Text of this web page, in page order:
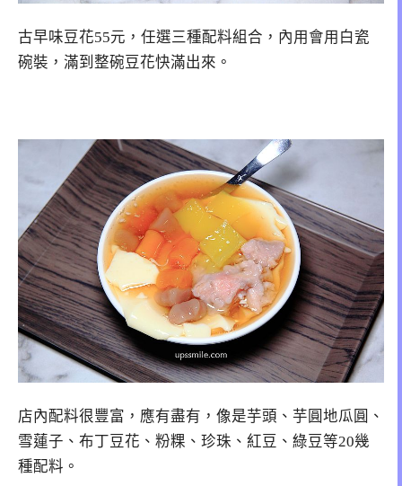
古早味豆花55元，任選三種配料組合，內用會用白瓷
碗裝，滿到整碗豆花快滿出來。
店內配料很豐富，應有盡有，像是芋頭、芋圓地瓜圓、
雪蓮子、布丁豆花、粉粿、珍珠、紅豆、綠豆等20幾
種配料。